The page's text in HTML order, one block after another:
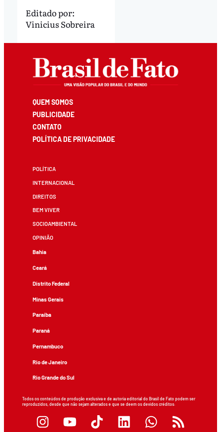
Editado por:
Vinicius Sobreira
QUEM SOMOS
PUBLICIDADE
CONTATO
POLÍTICA DE PRIVACIDADE
POLÍTICA
INTERNACIONAL
DIREITOS
BEM VIVER
SOCIOAMBIENTAL
OPINIÃO
Bahia
Ceará
Distrito Federal
Minas Gerais
Paraíba
Paraná
Pernambuco
Rio de Janeiro
Rio Grande do Sul
Todos os conteúdos de produção exclusiva e de autoria editorial do Brasil de Fato podem ser
reproduzidos, desde que não sejam alterados e que se deem os devidos créditos.